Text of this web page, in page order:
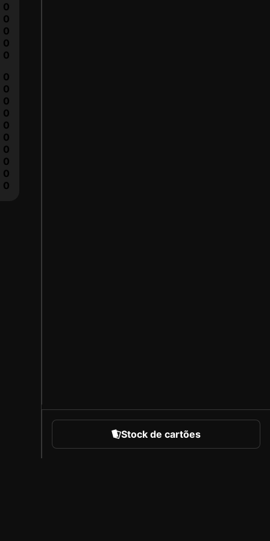
0
0
0
0
0
0
0
0
0
0
0
0
0
0
0
Stock de cartões